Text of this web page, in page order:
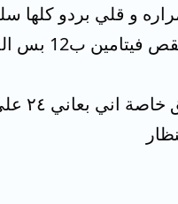
و قلي بردو كلها
قلي ما بأثر
ساعه حتى و انا بطني فاضي